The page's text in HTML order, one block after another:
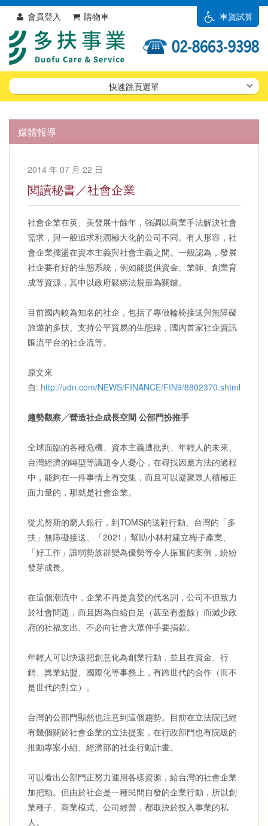
車資試算
會員登入 購物車
快速跳頁選單
媒體報導
2014 年 07 月 22 日
閱讀秘書／社會企業
社會企業在英、美發展十餘年，強調以商業手法解決社會
需求，與一般追求利潤極大化的公司不同。有人形容，社
會企業擺盪在資本主義與社會主義之間。一般認為，發展
社企要有好的生態系統，例如能提供資金、業師、創業育
成等資源，其中以政府鬆綁法規最為關鍵。
目前國內較為知名的社企，包括了專做輪椅接送與無障礙
旅遊的多扶、支持公平貿易的生態綠，國內首家社企資訊
匯流平台的社企流等。
原文來
自: http://udn.com/NEWS/FINANCE/FIN9/8802370.shtml
趨勢觀察╱營造社企成長空間 公部門扮推手
全球面臨的各種危機、資本主義遭批判、年輕人的未來、
台灣經濟的轉型等議題令人憂心，在尋找因應方法的過程
中，能夠在一件事情上有交集，而且可以凝聚眾人積極正
面力量的，那就是社會企業。
從尤努斯的窮人銀行，到TOMS的送鞋行動、台灣的「多
扶」無障礙接送、「2021」幫助小林村建立梅子產業、
「好工作」讓弱勢族群變為優勢等令人振奮的案例，紛紛
發芽成長。
在這個潮流中，企業不再是貪婪的代名詞，公司不但致力
於社會問題，而且因為自給自足（甚至有盈餘）而減少政
府的社福支出、不必向社會大眾伸手要捐款。
年輕人可以快速把創意化為創業行動，並且在資金、行
銷、異業結盟、國際化等事務上，有跨世代的合作（而不
是世代的對立）。
台灣的公部門顯然也注意到這個趨勢。目前在立法院已經
有幾個關於社會企業的立法提案，在行政部門也有院級的
推動專案小組、經濟部的社企行動計畫。
可以看出公部門正努力運用各樣資源，給台灣的社會企業
加把勁。但由於社企是一種民間自發的企業行動，所以創
業種子、商業模式、公司經營，都取決於投入事業的私
人。